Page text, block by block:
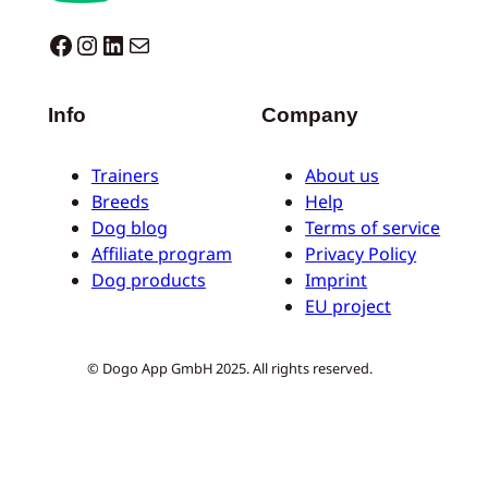
Dogo facebook InstagramLinkedIn E-Mail
Info
Trainers
Breeds
Dog blog
Affiliate program
Dog products
Company
About us
Help
Terms of service
Privacy Policy
Imprint
EU project
© Dogo App GmbH 2025. All rights reserved.